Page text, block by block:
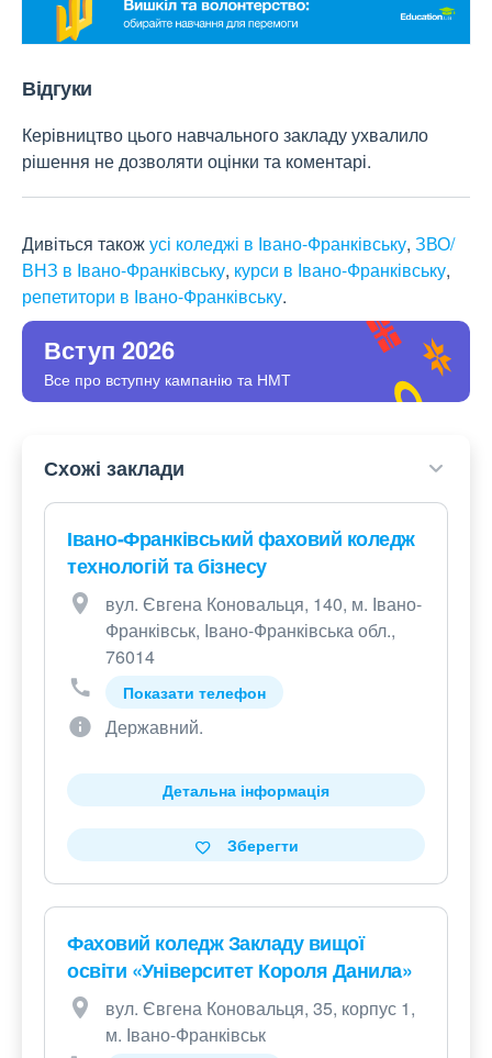
Відгуки
Керівництво цього навчального закладу ухвалило
рішення не дозволяти оцінки та коментарі.
Дивіться такожусі коледжі в Івано-Франківську, ЗВО/
ВНЗ в Івано-Франківську, курси в Івано-Франківську,
репетитори в Івано-Франківську.
Вступ 2026
Все про вступну кампанію та НМТ
Схожі заклади
Івано-Франківський фаховий коледж
технологій та бізнесу
вул. Євгена Коновальця, 140, м. Івано-
Франківськ, Івано-Франківська обл.,
76014
Показати телефон
Державний.
Детальна інформація
Зберегти
Фаховий коледж Закладу вищої
освіти «Університет Короля Данила»
вул. Євгена Коновальця, 35, корпус 1,
м. Івано-Франківськ